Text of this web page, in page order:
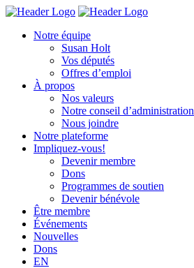
Skip
content
Homepage
Homepage
Notre équipe
Susan Holt
Vos députés
Offres d’emploi
À propos
Nos valeurs
Notre conseil d’administration
Nous joindre
Notre plateforme
Impliquez-vous!
Devenir membre
Dons
Programmes de soutien
Devenir bénévole
Être membre
Événements
Nouvelles
Dons
EN